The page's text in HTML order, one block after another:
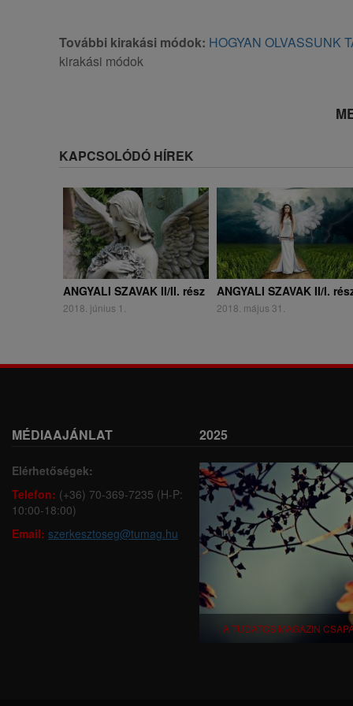
További kirakási módok: HOGYAN OLVASSUNK
kirakási módok
KAPCSOLÓDÓ HÍREK
ANGYALI SZAVAK II/II. rész
2018. június 1.
ANGYALI SZAVAK II/I.
2018. május 31.
MÉDIAAJÁNLAT
Elérhetőségek:
Telefon: (+36) 70-369-7235 (H-P:
10:00-18:00)
Email: szerkesztoseg@tumag.hu
2025
A TUDATOS MAGAZIN